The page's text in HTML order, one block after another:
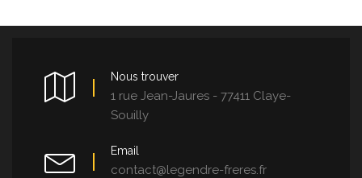
Nous trouver
1 rue Jean-Jaures - 77411 Claye-
Souilly
Email
contact@legendre-freres.fr